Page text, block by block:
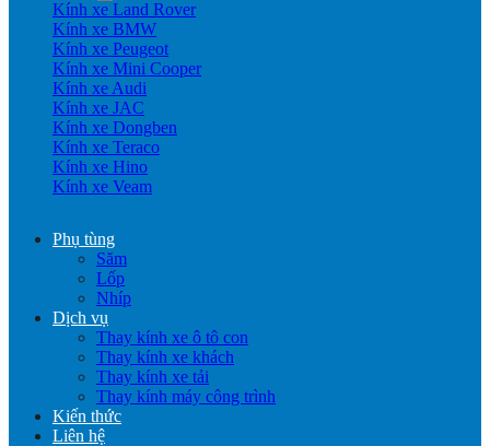
Kính xe Land Rover
Kính xe BMW
Kính xe Peugeot
Kính xe Mini Cooper
Kính xe Audi
Kính xe JAC
Kính xe Dongben
Kính xe Teraco
Kính xe Hino
Kính xe Veam
Phụ tùng
Săm
Lốp
Nhíp
Dịch vụ
Thay kính xe ô tô con
Thay kính xe khách
Thay kính xe tải
Thay kính máy công trình
Kiến thức
Liên hệ